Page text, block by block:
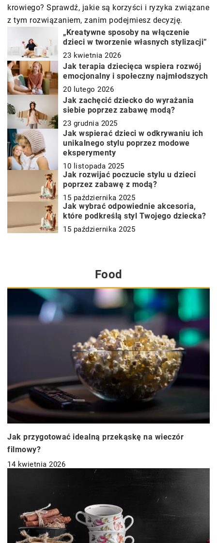
krowiego? Sprawdź, jakie są korzyści i ryzyka związane
z tym rozwiązaniem, zanim podejmiesz decyzję.
„Kreatywne sposoby na włączenie
dzieci w tworzenie własnych stylizacji”
23 kwietnia 2026
Jak terapia dziecięca wspiera rozwój
emocjonalny i społeczny najmłodszych
20 lutego 2026
Jak zachęcić dziecko do wyrażania
siebie poprzez zabawę modą?
23 grudnia 2025
Jak wspierać dzieci w odkrywaniu ich
unikalnego stylu poprzez modowe
eksperymenty
10 listopada 2025
Jak rozwijać poczucie stylu u dzieci
poprzez zabawę z modą?
15 października 2025
Jak wybrać odpowiednie akcesoria,
które podkreślą styl Twojego dziecka?
15 października 2025
Food
Jak przygotować idealną przekąskę na wieczór
filmowy?
14 kwietnia 2026